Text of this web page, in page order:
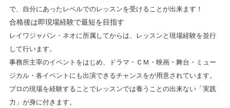
で、自分にあったレベルでのレッスンを受けることが出来ます！
合格後は即現場経験で最短を目指す
レイワジャパン・ネオに所属してからは、レッスンと現場経験を並行
して行います。
事務所主宰のイベントをはじめ、ドラマ・ＣＭ・映画・舞台・ミュー
ジカル・各イベントにも出演できるチャンスをが用意されています。
プロの現場を経験することでレッスンでは養うことの出来ない「実践
力」が身に付きます。